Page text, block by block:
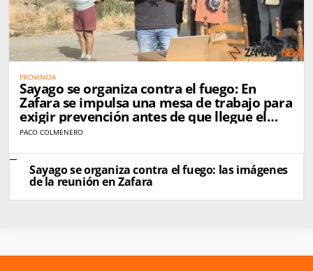
PROVINCIA
Sayago se organiza contra el fuego: En
Zafara se impulsa una mesa de trabajo para
exigir prevención antes de que llegue el
próximo incendio
PACO COLMENERO
Sayago se organiza contra el fuego: las imágenes
de la reunión en Zafara